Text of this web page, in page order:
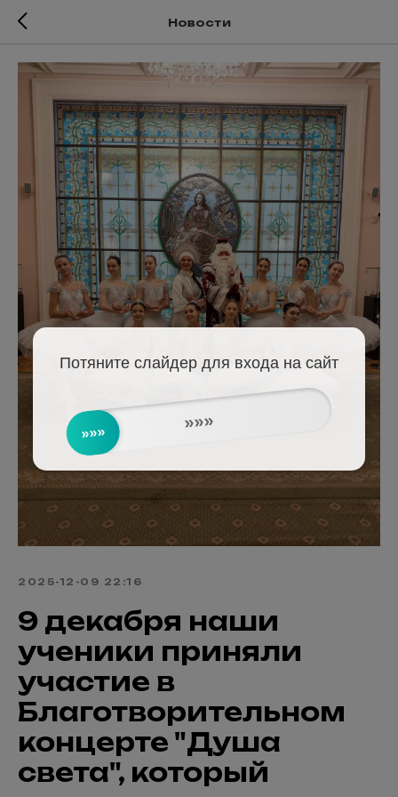
Потяните слайдер для входа на сайт
»»»
»»»
Новости
2025-12-09 22:16
9 декабря наши
ученики приняли
участие в
Благотворительном
концерте "Душа
света", который